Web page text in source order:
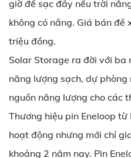
giờ để sạc đầy nếu trời
không có nắng. Giá bán
triệu đồng.
Solar Storage ra đời với ba
năng lượng sạch, dự
nguồn năng lượng cho các
Thương hiệu pin Eneloop
hoạt động nhưng mới chỉ
khoảng 2 năm nay. Pin